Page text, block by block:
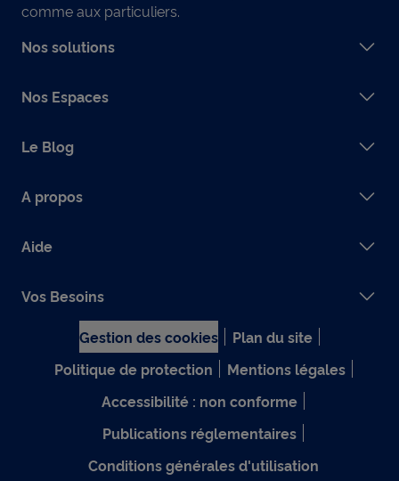
comme aux particuliers.
Nos solutions
Nos Espaces
Le Blog
A propos
Aide
Vos Besoins
Gestion des cookies
Plan du site
Politique de protection
Mentions légales
Accessibilité : non conforme
Publications réglementaires
Conditions générales d'utilisation